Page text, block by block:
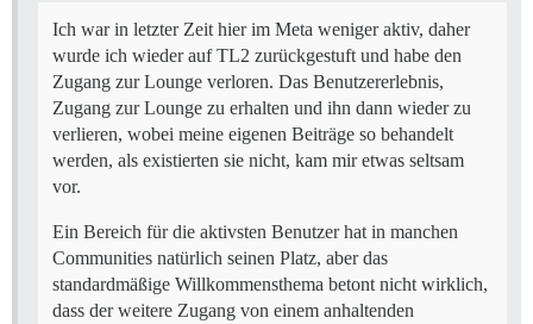
Ich war in letzter Zeit hier im Meta weniger aktiv, daher
wurde ich wieder auf TL2 zurückgestuft und habe den
Zugang zur Lounge verloren. Das Benutzererlebnis,
Zugang zur Lounge zu erhalten und ihn dann wieder zu
verlieren, wobei meine eigenen Beiträge so behandelt
werden, als existierten sie nicht, kam mir etwas seltsam
vor.
Ein Bereich für die aktivsten Benutzer hat in manchen
Communities natürlich seinen Platz, aber das
standardmäßige Willkommensthema betont nicht wirklich,
dass der weitere Zugang von einem anhaltenden